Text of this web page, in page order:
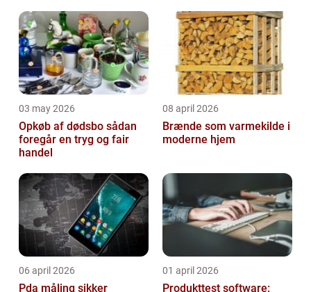
03 may 2026
Opkøb af dødsbo sådan
foregår en tryg og fair
handel
08 april 2026
Brænde som varmekilde i
moderne hjem
06 april 2026
Pda måling sikker
01 april 2026
Produkttest software: